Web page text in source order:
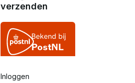
verzenden
Inloggen